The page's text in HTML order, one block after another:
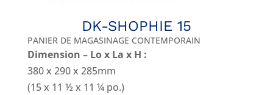
DK-SHOPHIE 15
PANIER DE MAGASINAGE CONTEMPORAIN
Dimension – Lo x La x H :
380 x 290 x 285mm
(15 x 11 ½ x 11 ¼ po.)